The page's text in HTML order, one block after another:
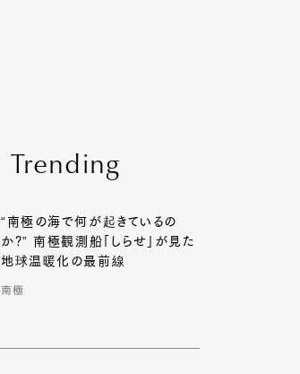
Trending
“南極の海で何が起きているの
か?” 南極観測船「しらせ」が見た
地球温暖化の最前線
南極